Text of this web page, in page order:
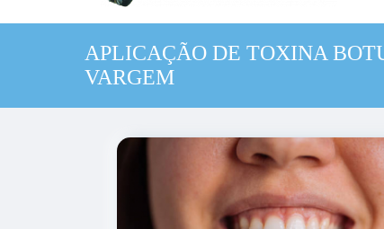
APLICAÇÃO DE TOXINA
VARGEM